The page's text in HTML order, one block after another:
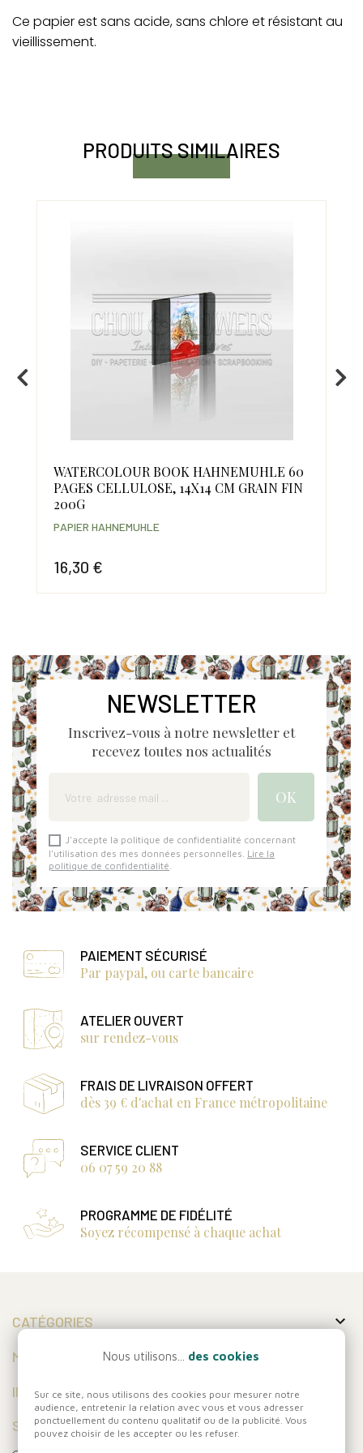
Ce papier est sans acide, sans chlore et résistant au
vieillissement.
PRODUITS SIMILAIRES
WATERCOLOUR BOOK HAHNEMUHLE 60
PAGES CELLULOSE, 14X14 CM GRAIN FIN
200G
16,30 €
PAPIER HAHNEMUHLE
NEWSLETTER
Inscrivez-vous à notre newsletter et
recevez toutes nos actualités
J'accepte la politique de confidentialité concernant
l'utilisation des mes données personnelles. Lire la
politique de confidentialité
PAIEMENT SÉCURISÉ
Par paypal, ou carte bancaire
ATELIER OUVERT
sur rendez-vous
FRAIS DE LIVRAISON OFFERT
dès 39 € d'achat en France métropolitaine
SERVICE CLIENT
06 07 59 20 88
PROGRAMME DE FIDÉLITÉ
Soyez récompensé à chaque achat
CATÉGORIES 
MON COMPTE
INFORMATIONS
SUIVEZ-NOUS
Nous utilisons... des cookies
Sur ce site, nous utilisons des cookies pour mesurer notre
audience, entretenir la relation avec vous et vous adresser
ponctuellement du contenu qualitatif ou de la publicité. Vous
pouvez choisir de les accepter ou les refuser.